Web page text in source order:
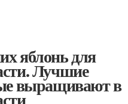
яблонь для
Лучшие
выращивают в